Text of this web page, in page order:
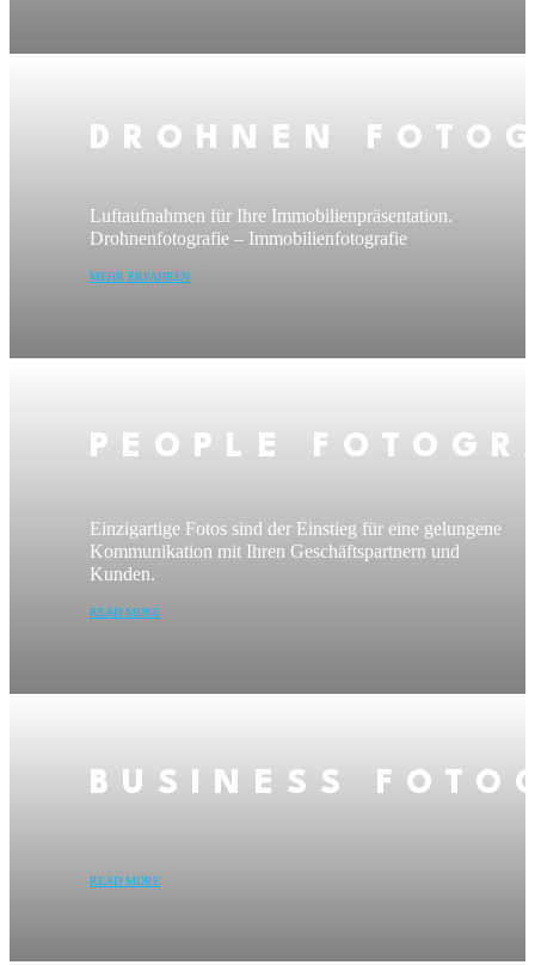
DROHNEN
Luftaufnahmen für Ihre Immobilienpräsentation.
Drohnenfotografie – Immobilienfotografie
MEHR ERFAHREN
PEOPLE
Einzigartige Fotos sind der Einstieg für eine gelungene
Kommunikation mit Ihren Geschäftspartnern und
Kunden.
READ MORE
BUSINESS
READ MORE